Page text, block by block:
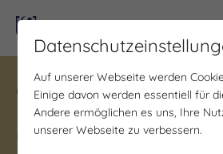
Gewinne ein Blind Date
Unstrut! Teilnahme vom
möglich.
Auf unserer Webseite werden
Einige davon werden essentiell für
Andere ermöglichen es uns, Ihre
unserer Webseite zu verbessern.